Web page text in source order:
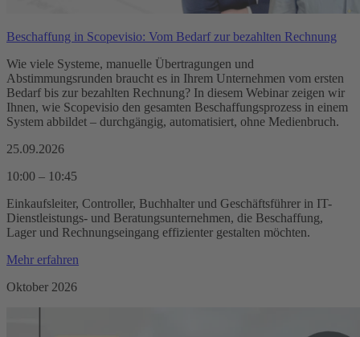
Beschaffung in Scopevisio: Vom Bedarf zur bezahlten Rechnung
Wie viele Systeme, manuelle Übertragungen und
Abstimmungsrunden braucht es in Ihrem Unternehmen vom ersten
Bedarf bis zur bezahlten Rechnung? In diesem Webinar zeigen wir
Ihnen, wie Scopevisio den gesamten Beschaffungsprozess in einem
System abbildet – durchgängig, automatisiert, ohne Medienbruch.
25.09.2026
10:00 – 10:45
Einkaufsleiter, Controller, Buchhalter und Geschäftsführer in IT-
Dienstleistungs- und Beratungsunternehmen, die Beschaffung,
Lager und Rechnungseingang effizienter gestalten möchten.
Mehr erfahren
Oktober 2026